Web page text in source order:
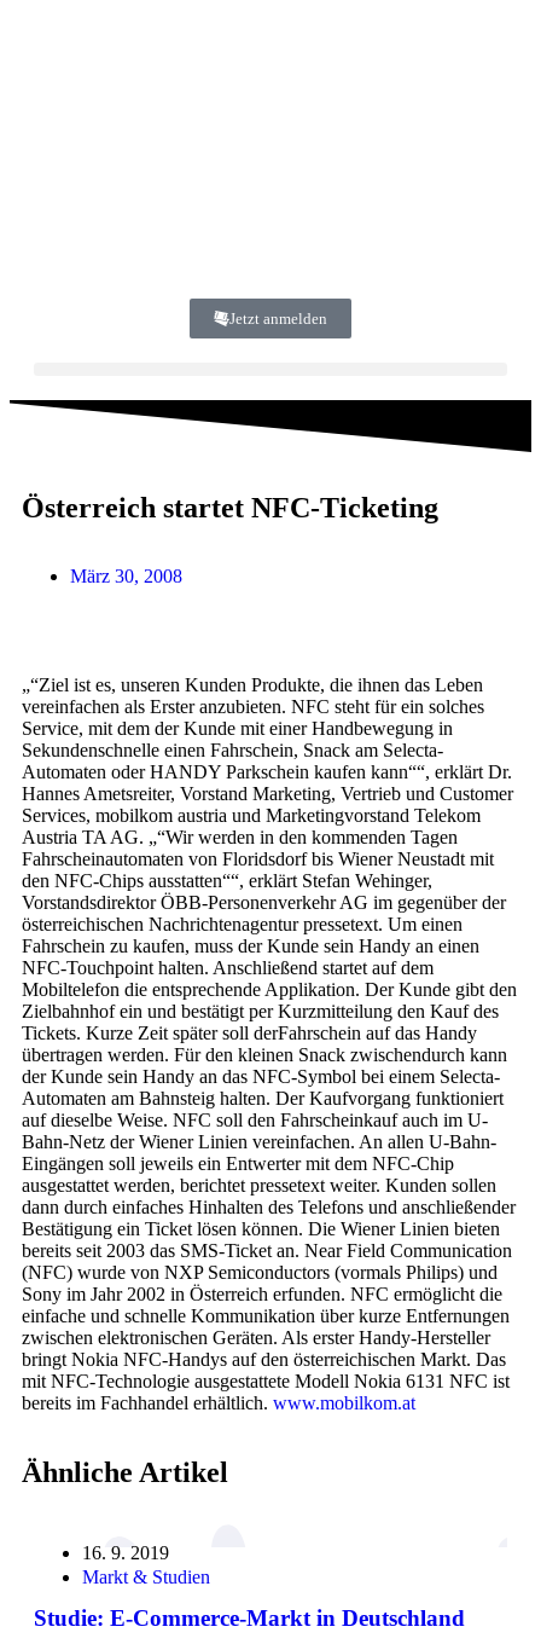
Jetzt anmelden
Österreich startet NFC-Ticketing
März 30, 2008
„“Ziel ist es, unseren Kunden Produkte, die ihnen das Leben
vereinfachen als Erster anzubieten. NFC steht für ein solches
Service, mit dem der Kunde mit einer Handbewegung in
Sekundenschnelle einen Fahrschein, Snack am Selecta-
Automaten oder HANDY Parkschein kaufen kann““, erklärt Dr.
Hannes Ametsreiter, Vorstand Marketing, Vertrieb und Customer
Services, mobilkom austria und Marketingvorstand Telekom
Austria TA AG. „“Wir werden in den kommenden Tagen
Fahrscheinautomaten von Floridsdorf bis Wiener Neustadt mit
den NFC-Chips ausstatten““, erklärt Stefan Wehinger,
Vorstandsdirektor ÖBB-Personenverkehr AG im gegenüber der
österreichischen Nachrichtenagentur pressetext. Um einen
Fahrschein zu kaufen, muss der Kunde sein Handy an einen
NFC-Touchpoint halten. Anschließend startet auf dem
Mobiltelefon die entsprechende Applikation. Der Kunde gibt den
Zielbahnhof ein und bestätigt per Kurzmitteilung den Kauf des
Tickets. Kurze Zeit später soll derFahrschein auf das Handy
übertragen werden. Für den kleinen Snack zwischendurch kann
der Kunde sein Handy an das NFC-Symbol bei einem Selecta-
Automaten am Bahnsteig halten. Der Kaufvorgang funktioniert
auf dieselbe Weise. NFC soll den Fahrscheinkauf auch im U-
Bahn-Netz der Wiener Linien vereinfachen. An allen U-Bahn-
Eingängen soll jeweils ein Entwerter mit dem NFC-Chip
ausgestattet werden, berichtet pressetext weiter. Kunden sollen
dann durch einfaches Hinhalten des Telefons und anschließender
Bestätigung ein Ticket lösen können. Die Wiener Linien bieten
bereits seit 2003 das SMS-Ticket an. Near Field Communication
(NFC) wurde von NXP Semiconductors (vormals Philips) und
Sony im Jahr 2002 in Österreich erfunden. NFC ermöglicht die
einfache und schnelle Kommunikation über kurze Entfernungen
zwischen elektronischen Geräten. Als erster Handy-Hersteller
bringt Nokia NFC-Handys auf den österreichischen Markt. Das
mit NFC-Technologie ausgestattete Modell Nokia 6131 NFC ist
bereits im Fachhandel erhältlich. www.mobilkom.at
Ähnliche Artikel
16. 9. 2019
Markt & Studien
Studie: E-Commerce-Markt in Deutschland